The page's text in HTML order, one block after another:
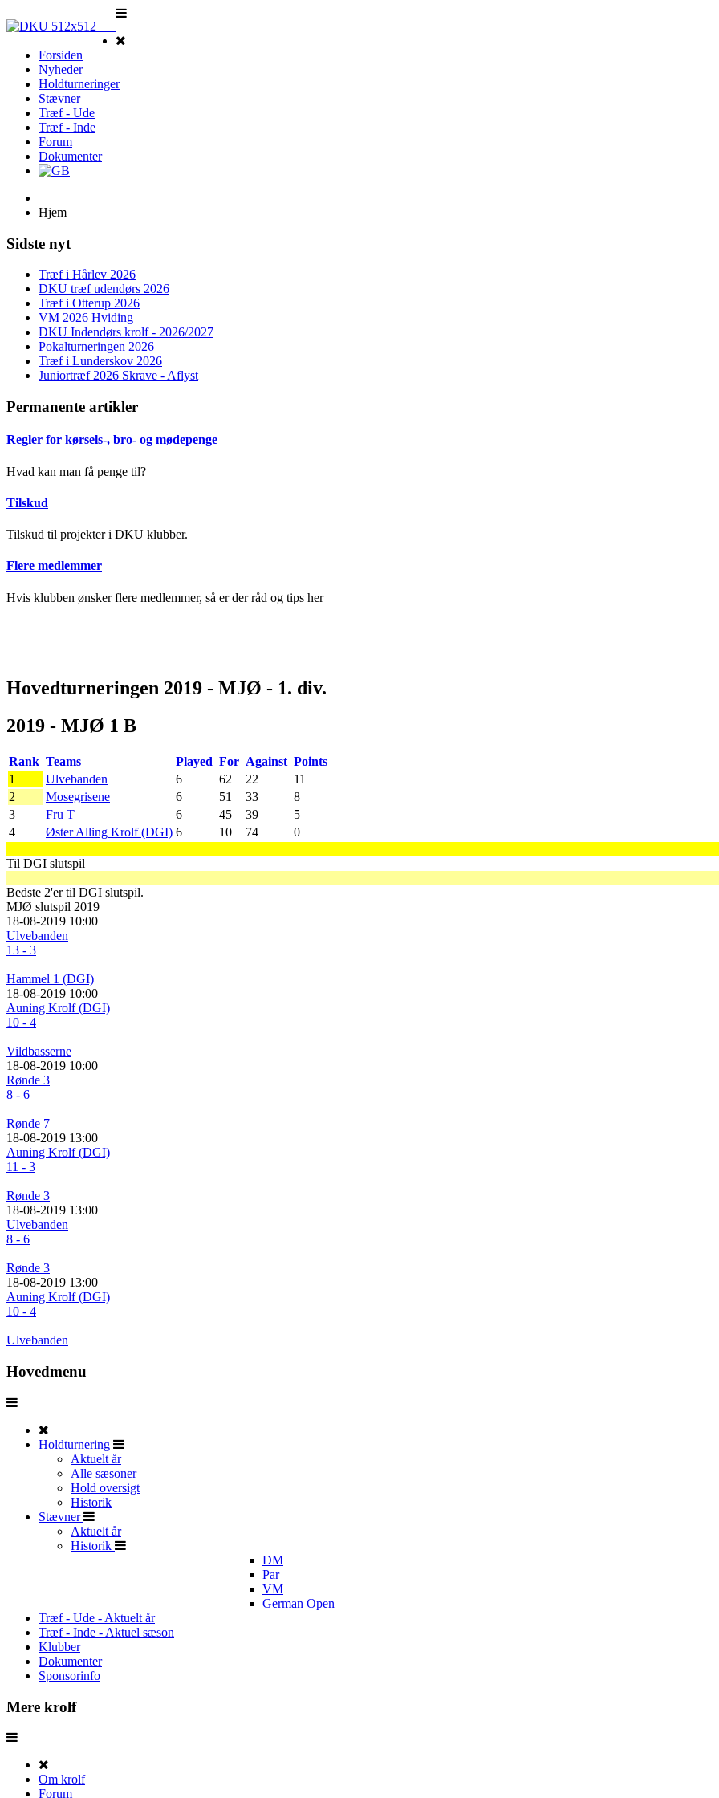
Forsiden
Nyheder
Holdturneringer
Stævner
Træf - Ude
Træf - Inde
Forum
Dokumenter
Hjem
Sidste nyt
Træf i Hårlev 2026
DKU træf udendørs 2026
Træf i Otterup 2026
VM 2026 Hviding
DKU Indendørs krolf - 2026/2027
Pokalturneringen 2026
Træf i Lunderskov 2026
Juniortræf 2026 Skrave - Aflyst
Permanente artikler
Regler for kørsels-, bro- og mødepenge
Hvad kan man få penge til?
Tilskud
Tilskud til projekter i DKU klubber.
Flere medlemmer
Hvis klubben ønsker flere medlemmer, så er der råd og tips her
Hovedturneringen 2019 - MJØ - 1. div.
2019 - MJØ 1 B
Rank Teams Played For Against Points
1
Ulvebanden 6 62 22
11
2
Mosegrisene 6 51 33
8
3
Fru T 6 45 39
5
4
Øster Alling Krolf (DGI) 6 10 74 0
Til DGI slutspil
Bedste 2'er til DGI slutspil.
MJØ slutspil 2019
18-08-2019 10:00
Ulvebanden
13 - 3
Hammel 1 (DGI)
18-08-2019 10:00
Auning Krolf (DGI)
10 - 4
Vildbasserne
18-08-2019 10:00
Rønde 3
8 - 6
Rønde 7
18-08-2019 13:00
Auning Krolf (DGI)
11 - 3
Rønde 3
18-08-2019 13:00
Ulvebanden
8 - 6
Rønde 3
18-08-2019 13:00
Auning Krolf (DGI)
10 - 4
Ulvebanden
Hovedmenu
Holdturnering
Aktuelt år
Alle sæsoner
Hold oversigt
Historik
Stævner
Aktuelt år
Historik
DM
Par
VM
German Open
Træf - Ude - Aktuelt år
Træf - Inde - Aktuel sæson
Klubber
Dokumenter
Sponsorinfo
Mere krolf
Om krolf
Forum